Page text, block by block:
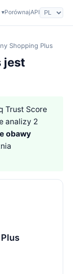
▾PorównajAPI
Shopping Plus
jest
Trust Score
analizy 2
obawy